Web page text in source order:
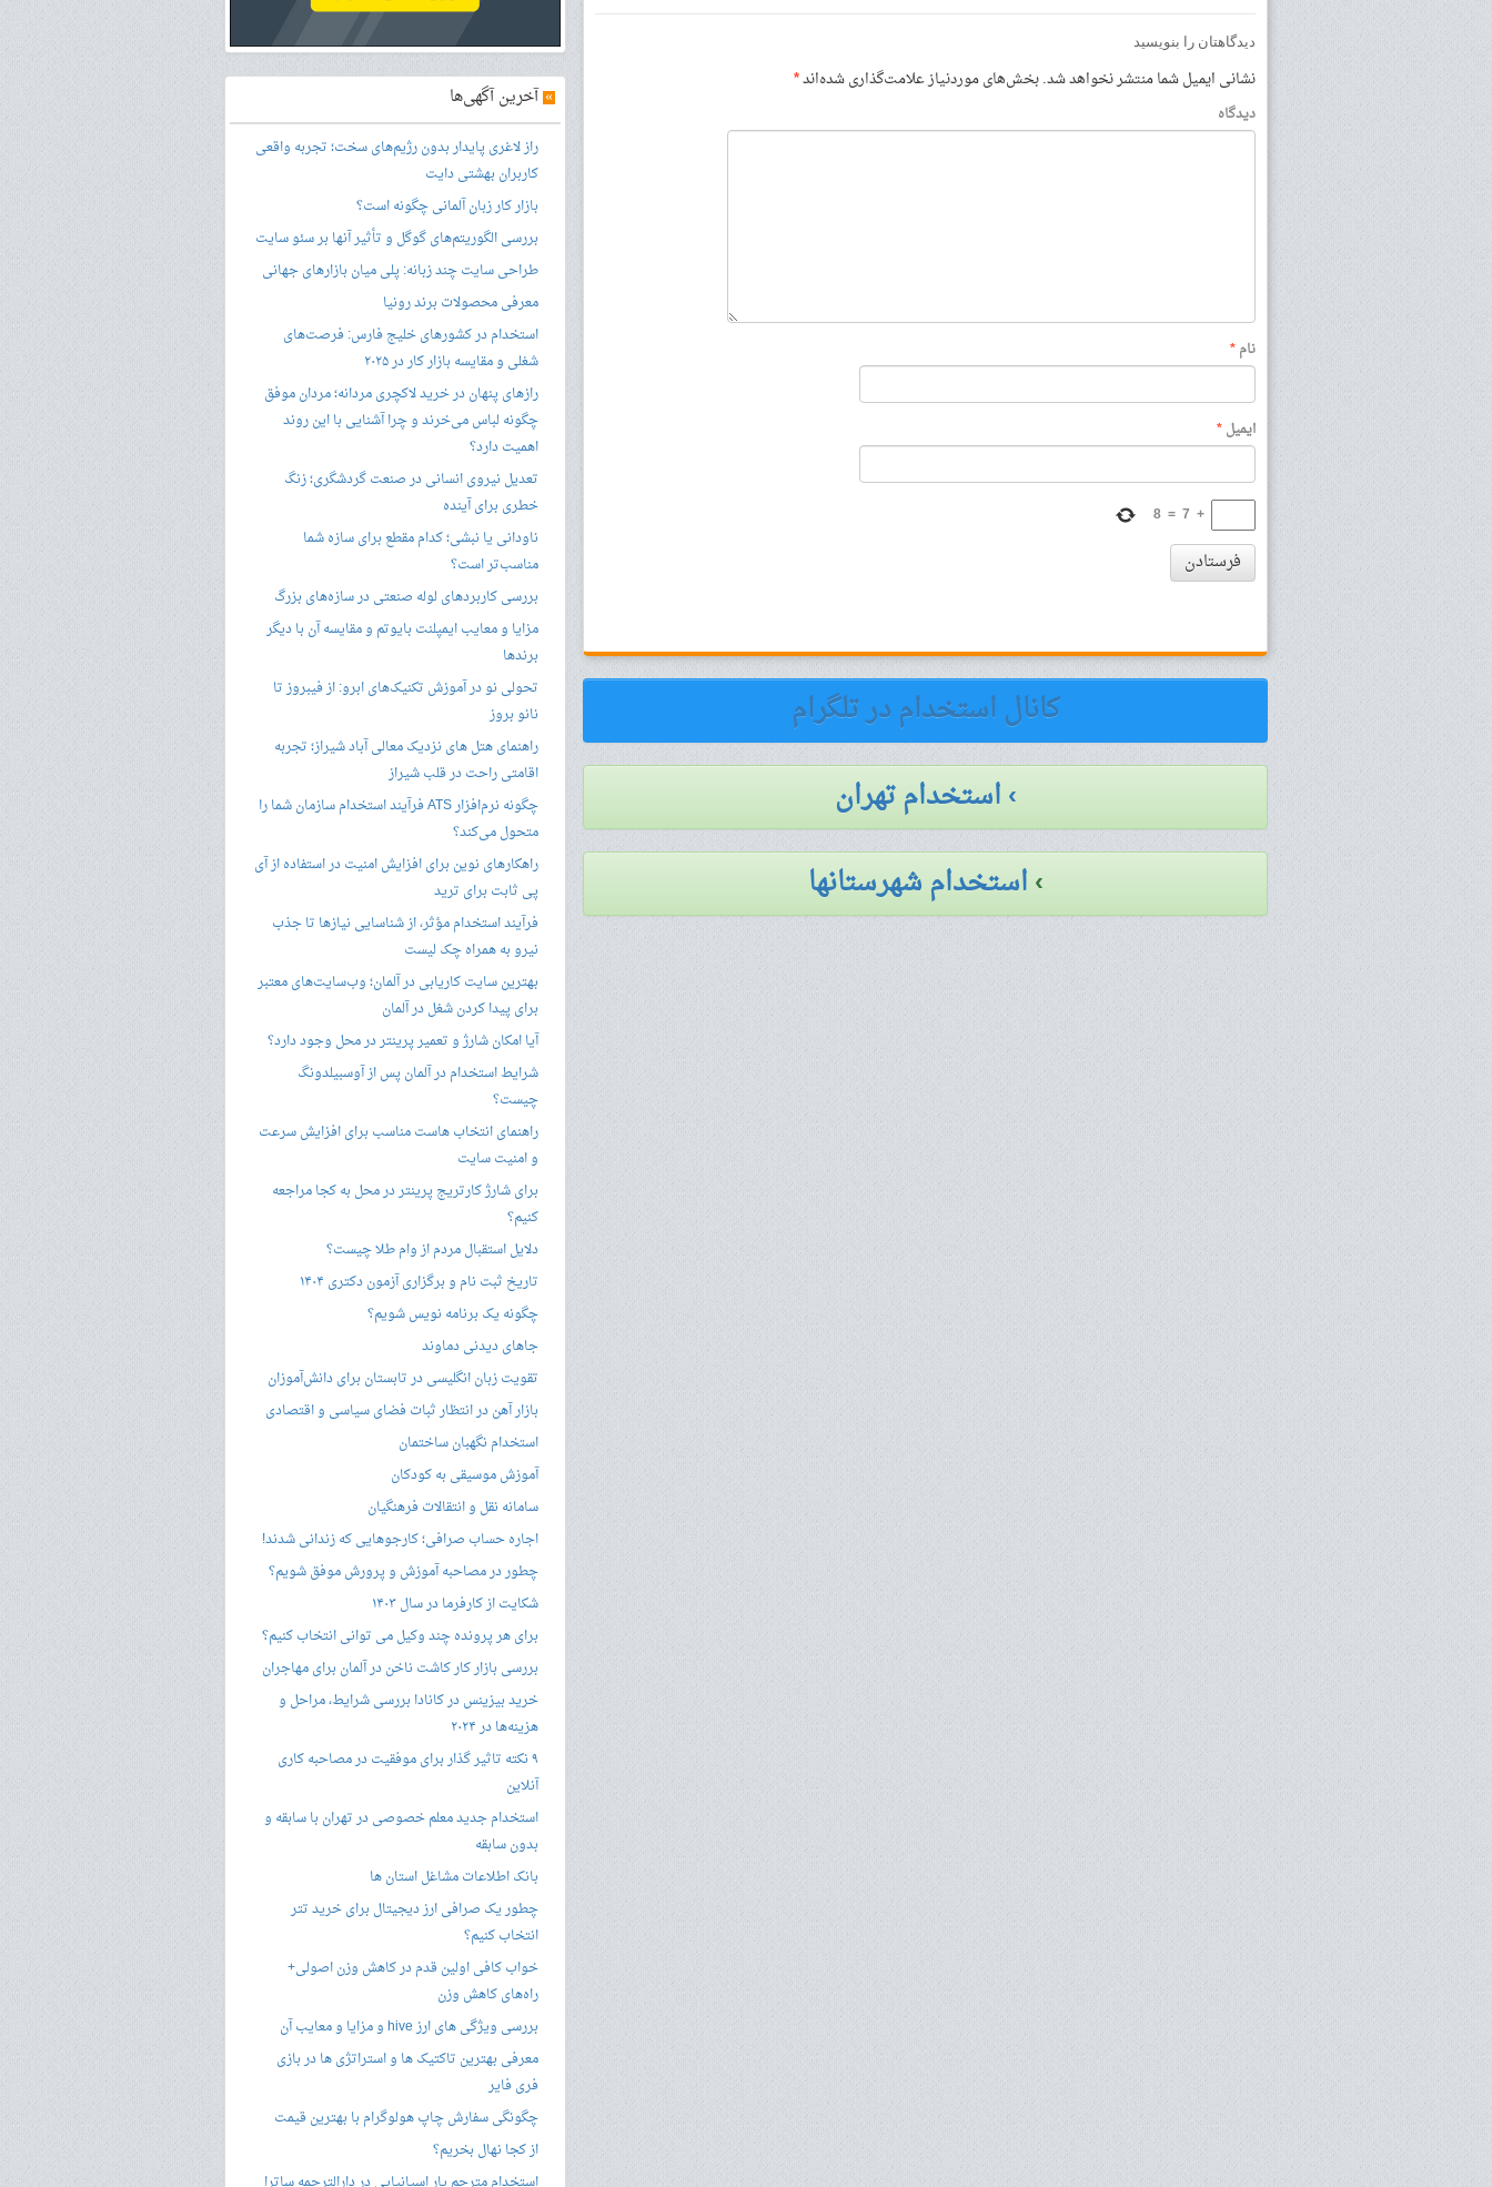
دیدگاهتان را بنویسید
نشانی ایمیل شما منتشر نخواهد شد.بخش‌های موردنیاز علامت‌گذاری شده‌اند*
دیدگاه
نام*
ایمیل*
+
7
=
8
فرستادن
کانال استخدام در تلگرام
› استخدام تهران
›استخدام شهرستانها
»آخرین آگهی‌ها
راز لاغری پایدار بدون رژیم‌های سخت؛ تجربه واقعی
کاربران بهشتی دایت
بازار کار زبان آلمانی چگونه است؟
بررسی الگوریتم‌های گوگل و تأثیر آنها بر سئو سایت
طراحی سایت چند زبانه: پلی میان بازارهای جهانی
معرفی محصولات برند رونیا
استخدام در کشورهای خلیج فارس: فرصت‌های
شغلی و مقایسه بازار کار در ۲۰۲۵
رازهای پنهان در خرید لاکچری مردانه؛ مردان موفق
چگونه لباس می‌خرند و چرا آشنایی با این روند
اهمیت دارد؟
تعدیل نیروی انسانی در صنعت گردشگری؛ زنگ
خطری برای آینده
ناودانی یا نبشی؛ کدام مقطع برای سازه شما
مناسب‌تر است؟
بررسی کاربردهای لوله صنعتی در سازه‌های بزرگ
مزایا و معایب ایمپلنت بایوتم و مقایسه آن با دیگر
برندها
تحولی نو در آموزش تکنیک‌های ابرو: از فیبروز تا
نانو بروز
راهنمای هتل های نزدیک معالی آباد شیراز؛ تجربه
اقامتی راحت در قلب شیراز
چگونه نرم‌افزار ATS فرآیند استخدام سازمان شما را
متحول می‌کند؟
راهکارهای نوین برای افزایش امنیت در استفاده از آی
پی ثابت برای ترید
فرآیند استخدام مؤثر، از شناسایی نیازها تا جذب
نیرو به همراه چک لیست
بهترین سایت کاریابی در آلمان؛ وب‌سایت‌های معتبر
برای پیدا کردن شغل در آلمان
آیا امکان شارژ و تعمیر پرینتر در محل وجود دارد؟
شرایط استخدام در آلمان پس از آوسبیلدونگ
چیست؟
راهنمای انتخاب هاست مناسب برای افزایش سرعت
و امنیت سایت
برای شارژ کارتریج پرینتر در محل به کجا مراجعه
کنیم؟
دلایل استقبال مردم از وام طلا چیست؟
تاریخ ثبت نام و برگزاری آزمون دکتری ۱۴۰۴
چگونه یک برنامه نویس شویم؟
جاهای دیدنی دماوند
تقویت زبان انگلیسی در تابستان برای دانش‌آموزان
بازار آهن در انتظار ثبات فضای سیاسی و اقتصادی
استخدام نگهبان ساختمان
آموزش موسیقی به کودکان
سامانه نقل و انتقالات فرهنگیان
اجاره حساب صرافی؛ کارجوهایی که زندانی شدند!
چطور در مصاحبه‌ آموزش و پرورش موفق شویم؟
شکایت از کارفرما در سال ۱۴۰۳
برای هر پرونده چند وکیل می توانی انتخاب کنیم؟
بررسی بازار کار کاشت ناخن در آلمان برای مهاجران
خرید بیزینس در کانادا بررسی شرایط، مراحل و
هزینه‌ها در ۲۰۲۴
۹ نکته تاثیر گذار برای موفقیت در مصاحبه کاری
آنلاین
استخدام جدید معلم خصوصی در تهران با سابقه و
بدون سابقه
بانک اطلاعات مشاغل استان ها
چطور یک صرافی ارز دیجیتال برای خرید تتر
انتخاب کنیم؟
خواب کافی اولین قدم در کاهش وزن اصولی+
راه‌های کاهش وزن
بررسی ویژگی های ارز hive و مزایا و معایب آن
معرفی بهترین تاکتیک ها و استراتژی ها در بازی
فری فایر
چگونگی سفارش چاپ هولوگرام با بهترین قیمت
از کجا نهال بخریم؟